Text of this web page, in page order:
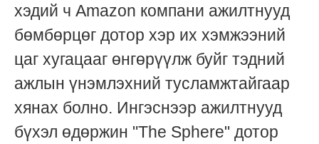
хэдий ч Amazon компани ажилтнууд
бөмбөрцөг дотор хэр их хэмжээний
цаг хугацааг өнгөрүүлж буйг тэдний
ажлын үнэмлэхний тусламжтайгаар
хянах болно. Ингэснээр ажилтнууд
бүхэл өдөржин "The Sphere" дотор